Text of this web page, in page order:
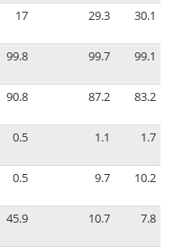
17 29.3 30.1
99.8 99.7 99.1
90.8 87.2 83.2
0.5 1.1 1.7
0.5 9.7 10.2
45.9 10.7 7.8